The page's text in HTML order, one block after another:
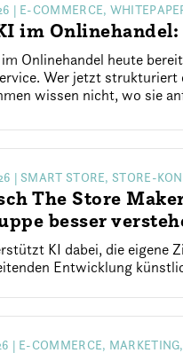
| E-COMMERCE,
im
Onlinehandel heute
Wer jetzt
wissen nicht, wo sie
| SMART STORE, STORE-
The Store
besser
KI dabei, die eigene
Entwicklung
| E-COMMERCE,